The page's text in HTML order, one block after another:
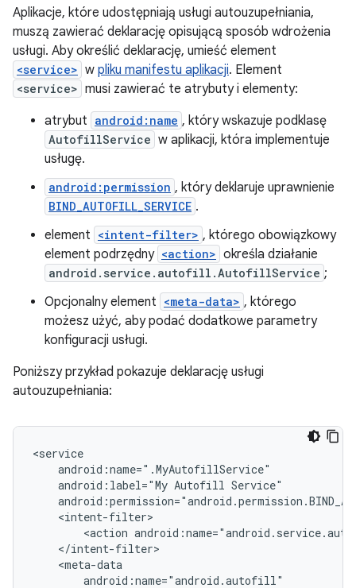
Aplikacje, które udostępniają usługi autouzupełniania,
muszą zawierać deklarację opisującą sposób wdrożenia
usługi. Aby określić deklarację, umieść element
<service> w pliku manifestu aplikacji. Element
<service> musi zawierać te atrybuty i elementy:
atrybut android:name , który wskazuje podklasę
AutofillService w aplikacji, która implementuje
usługę.
android:permission , który deklaruje uprawnienie
BIND_AUTOFILL_SERVICE .
element <intent-filter> , którego obowiązkowy
element podrzędny <action> określa działanie
android.service.autofill.AutofillService ;
Opcjonalny element <meta-data> , którego
możesz użyć, aby podać dodatkowe parametry
konfiguracji usługi.
Poniższy przykład pokazuje deklarację usługi
autouzupełniania:
android:label="My Autofill
<action